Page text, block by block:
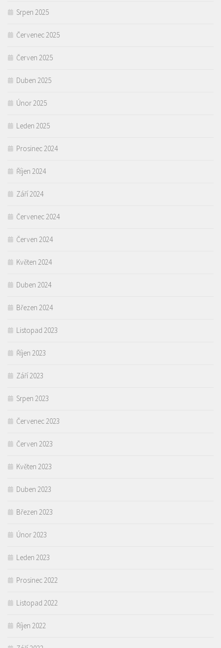
Srpen 2025
Červenec 2025
Červen 2025
Duben 2025
Únor 2025
Leden 2025
Prosinec 2024
Říjen 2024
Září 2024
Červenec 2024
Červen 2024
Květen 2024
Duben 2024
Březen 2024
Listopad 2023
Říjen 2023
Září 2023
Srpen 2023
Červenec 2023
Červen 2023
Květen 2023
Duben 2023
Březen 2023
Únor 2023
Leden 2023
Prosinec 2022
Listopad 2022
Říjen 2022